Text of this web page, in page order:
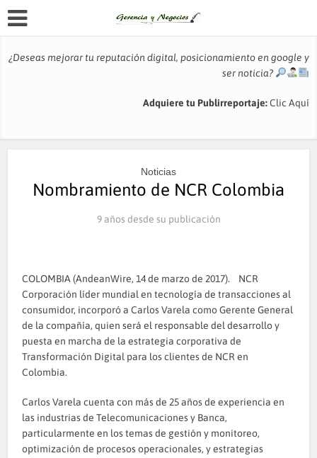
¿Deseas mejorar tu reputación digital, posicionamiento en google y
ser noticia?
Adquiere tu Publirreportaje:Clic Aquí
Noticias
Nombramiento de NCR Colombia
9 años desde su publicación
COLOMBIA (AndeanWire, 14 de marzo de 2017). NCR
Corporación líder mundial en tecnología de transacciones al
consumidor, incorporó a Carlos Varela como Gerente General
de la compañía, quien será el responsable del desarrollo y
puesta en marcha de la estrategia corporativa de
Transformación Digital para los clientes de NCR en
Colombia.
Carlos Varela cuenta con más de 25 años de experiencia en
las industrias de Telecomunicaciones y Banca,
particularmente en los temas de gestión y monitoreo,
optimización de procesos operacionales, y estrategias